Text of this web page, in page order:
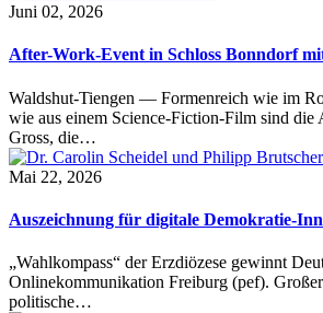
Juni 02, 2026
After-Work-Event in Schloss Bonndorf
Waldshut-Tiengen — Formenreich wie im
wie aus einem Science-Fiction-Film sind die
Gross, die…
Mai 22, 2026
Auszeichnung für digitale Demokratie-
„Wahlkompass“ der Erzdiözese gewinnt
Onlinekommunikation Freiburg (pef).
politische…